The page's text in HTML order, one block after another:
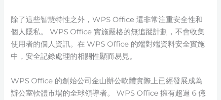
除了這些智慧特性之外，WPS Office 還非常注重安全性和
個人隱私。 WPS Office 實施嚴格的無追蹤計劃，不會收集
使用者的個人資訊。在 WPS Office 的端對端資料安全實施
中，安全記錄處理的相關性顯而易見。
WPS Office 的創始公司金山辦公軟體實際上已經發展成為
辦公室軟體市場的全球領導者。 WPS Office 擁有超過 6 億